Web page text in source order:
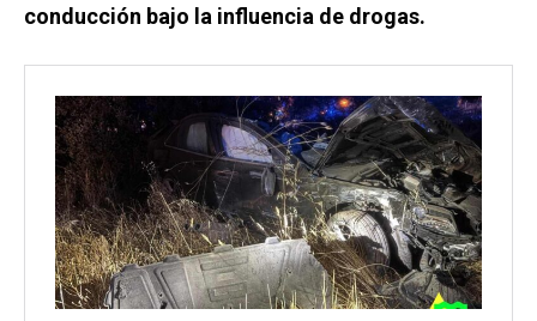
conducción bajo la influencia de drogas.